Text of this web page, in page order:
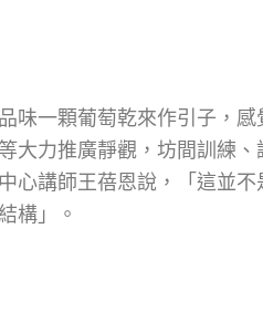
味一顆葡萄乾來作引子，
大力推廣靜觀，坊間訓練
心講師王蓓恩說，「這並
構」。